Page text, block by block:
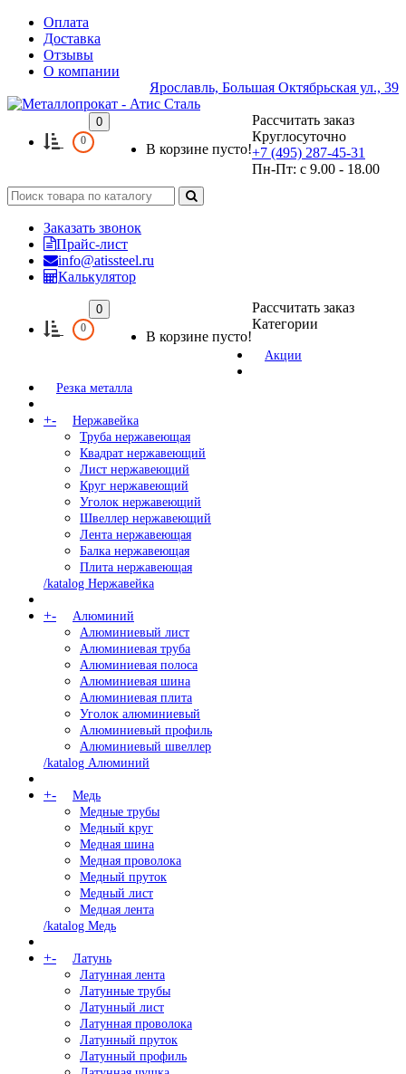
Оплата
Доставка
Отзывы
О компании
Ярославль, Большая Октябрьская ул., 39
0
0
В корзине пусто!
Рассчитать заказ
Круглосуточно
+7 (495) 287-45-31
Пн-Пт: с 9.00 - 18.00
Заказать звонок
Прайс-лист
info@atissteel.ru
Калькулятор
0
0
В корзине пусто!
Рассчитать заказ
Категории
Акции
Резка металла
+-
Нержавейка
Труба нержавеющая
Квадрат нержавеющий
Лист нержавеющий
Круг нержавеющий
Уголок нержавеющий
Швеллер нержавеющий
Лента нержавеющая
Балка нержавеющая
Плита нержавеющая
/katalog Нержавейка
+-
Алюминий
Алюминиевый лист
Алюминиевая труба
Алюминиевая полоса
Алюминиевая шина
Алюминиевая плита
Уголок алюминиевый
Алюминиевый профиль
Алюминиевый швеллер
/katalog Алюминий
+-
Медь
Медные трубы
Медный круг
Медная шина
Медная проволока
Медный пруток
Медный лист
Медная лента
/katalog Медь
+-
Латунь
Латунная лента
Латунные трубы
Латунный лист
Латунная проволока
Латунный пруток
Латунный профиль